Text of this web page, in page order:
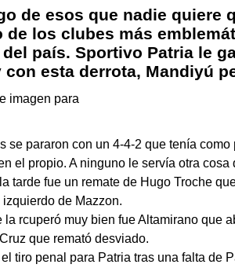
de esos que nadie quiere
de los clubes más
país. Sportivo Patria le
con esta derrota, Mandiyú
se pararon con un 4-4-2 que tenía
el propio. A ninguno le servía otra cosa
tarde fue un remate de Hugo Troche
de Mazzon.
la rcuperó muy bien fue Altamirano que
que remató desviado.
tiro penal para Patria tras una falta de